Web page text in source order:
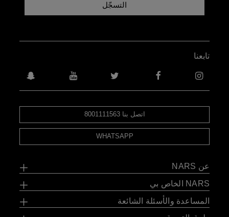
التسجّل
اتصل بنا 8001111563
WHATSAPP
عن NARS
NARS الخاص بي
المساعدة والأسئلة الشائعة
تابعنا